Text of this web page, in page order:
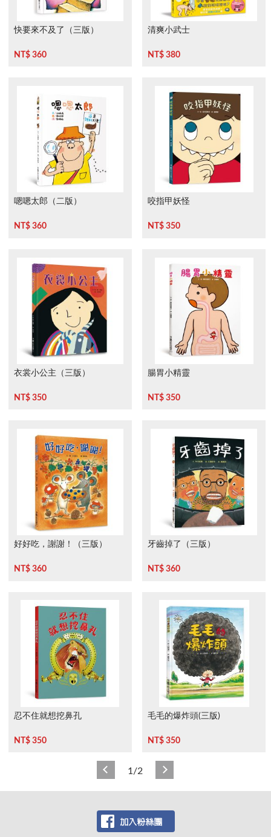
快要來不及了（三版）
NT$ 360
清爽小武士
NT$ 380
嗯嗯太郎（二版）
NT$ 360
咬指甲妖怪
NT$ 350
衣裳小公主（三版）
NT$ 350
腸胃小精靈
NT$ 350
好好吃，謝謝！（三版）
NT$ 360
牙齒掉了（三版）
NT$ 360
忍不住就想挖鼻孔
NT$ 350
毛毛的爆炸頭(三版)
NT$ 350
1/2